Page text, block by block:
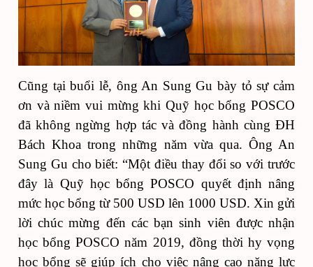
Cũng tại buổi lễ, ông An Sung Gu bày tỏ sự cảm
ơn và niềm vui mừng khi Quỹ học bổng POSCO
đã không ngừng hợp tác và đồng hành cùng ĐH
Bách Khoa trong những năm vừa qua. Ông An
Sung Gu cho biết: “Một điều thay đổi so với trước
đây là Quỹ học bổng POSCO quyết định nâng
mức học bổng từ 500 USD lên 1000 USD. Xin gửi
lời chúc mừng đến các bạn sinh viên được nhận
học bổng POSCO năm 2019, đồng thời hy vọng
học bổng sẽ giúp ích cho việc nâng cao năng lực